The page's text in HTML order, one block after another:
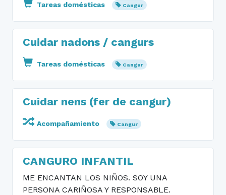
Tareas domésticas Cangur
Cuidar nadons / cangurs
Tareas domésticas Cangur
Cuidar nens (fer de cangur)
Acompañamiento Cangur
CANGURO INFANTIL
ME ENCANTAN LOS NIÑOS. SOY UNA
PERSONA CARIÑOSA Y RESPONSABLE.